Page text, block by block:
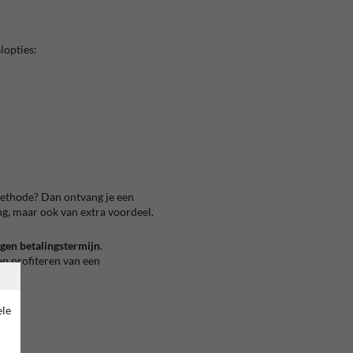
Dan ontvang je een
maar ook van extra voordeel.
betalingstermijn.
profiteren van een